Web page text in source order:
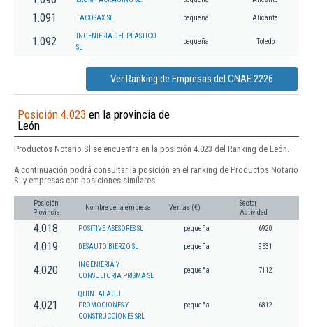
1.091 TACOSAX SL pequeña Alicante
1.092
INGENIERIA DEL PLASTICO
SL
pequeña Toledo
Ver Ranking de Empresas del CNAE 2226
Posición 4.023 en la provincia de
León
Productos Notario Sl se encuentra en la posición 4.023 del Ranking de León.
A continuación podrá consultar la posición en el ranking de Productos Notario
Sl y empresas con posiciones similares:
Posición
Provincia
Nombre de la empresa Ventas (€)
Sector
Actividad
4.018 POSITIVE ASESORES SL pequeña 6920
4.019 DESAUTO BIERZO SL pequeña 9531
4.020
INGENIERIA Y
CONSULTORIA PRISMA SL
pequeña 7112
4.021
QUINTALAGU
PROMOCIONES Y
CONSTRUCCIONES SRL
pequeña 6812